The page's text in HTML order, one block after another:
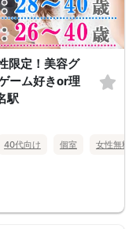
限定！美容グ
ーム好きor理
駅
40代向け 個室 女性無料